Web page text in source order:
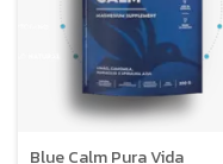
Blue Calm Pura Vida